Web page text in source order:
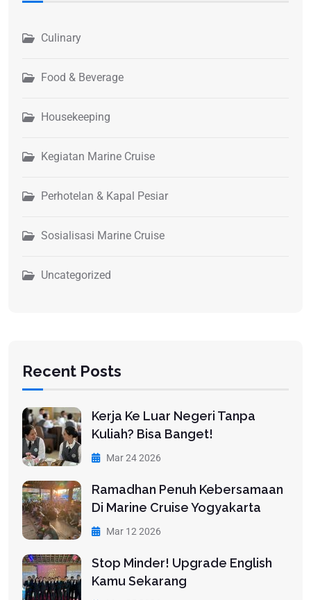
Culinary
Food & Beverage
Housekeeping
Kegiatan Marine Cruise
Perhotelan & Kapal Pesiar
Sosialisasi Marine Cruise
Uncategorized
Recent Posts
Kerja Ke Luar Negeri Tanpa
Kuliah? Bisa Banget!
Mar 24 2026
Ramadhan Penuh Kebersamaan
Di Marine Cruise Yogyakarta
Mar 12 2026
Stop Minder! Upgrade English
Kamu Sekarang